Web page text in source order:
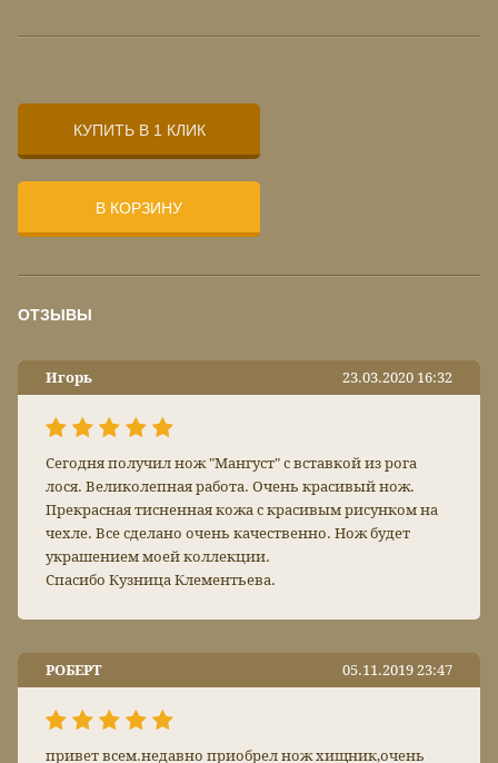
КУПИТЬ В 1 КЛИК
В КОРЗИНУ
ОТЗЫВЫ
Игорь 23.03.2020 16:32
Сегодня получил нож "Мангуст" с вставкой из рога
лося. Великолепная работа. Очень красивый нож.
Прекрасная тисненная кожа с красивым рисунком на
чехле. Все сделано очень качественно. Нож будет
украшением моей коллекции.
Спасибо Кузница Клементьева.
РОБЕРТ 05.11.2019 23:47
привет всем.недавно приобрел нож хищник,очень